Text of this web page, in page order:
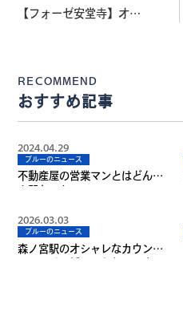
【フォーゼ安堂寺】オー
ン
RECOMMEND
おすすめ記事
2024.04.29
ブルーのニュース
不動産屋の営業マンとはどんな
2026.03.03
ブルーのニュース
森ノ宮駅のオシャレなカウンタ